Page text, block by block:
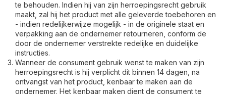
te behouden. Indien hij van zijn herroepingsrecht gebruik
maakt, zal hij het product met alle geleverde toebehoren en
- indien redelijkerwijze mogelijk - in de originele staat en
verpakking aan de ondernemer retourneren, conform de
door de ondernemer verstrekte redelijke en duidelijke
instructies.
Wanneer de consument gebruik wenst te maken van zijn
herroepingsrecht is hij verplicht dit binnen 14 dagen, na
ontvangst van het product, kenbaar te maken aan de
ondernemer. Het kenbaar maken dient de consument te